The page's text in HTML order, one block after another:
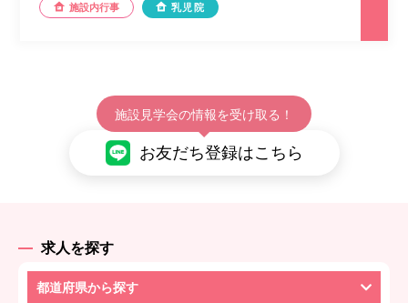
施設内行事 乳児院
施設見学会の情報を受け取る！
お友だち登録はこちら
求人を探す
都道府県から探す